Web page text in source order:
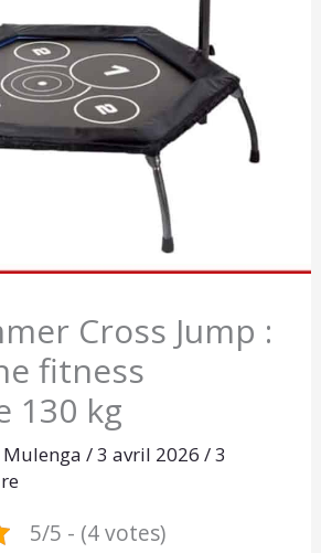
Cross Jump :
fitness
130 kg
Mulenga/3 avril 2026/3
5/5 - (4 votes)